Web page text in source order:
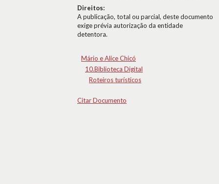
Direitos:
A publicação, total ou parcial, deste documento
exige prévia autorização da entidade
detentora.
Mário e Alice Chicó
10.Biblioteca Digital
Roteiros turísticos
Citar Documento